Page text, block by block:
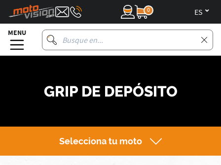
0
MENU
GRIP DE DEPÓSITO
Selecciona tu moto